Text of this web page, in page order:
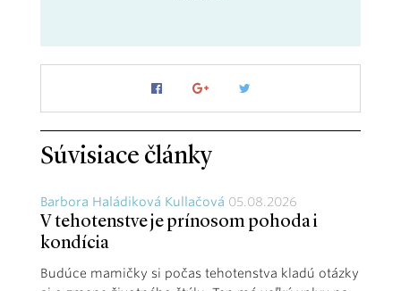
Súvisiace články
Barbora Haládiková Kullačová 05.08.2026
V tehotenstve je prínosom pohoda i
kondícia
Budúce mamičky si počas tehotenstva kladú otázky